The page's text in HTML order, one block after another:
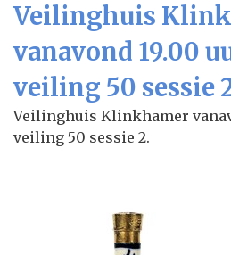
Veilinghuis
vanavond 19.00
veiling 50 sessie
Veilinghuis Klinkhamer
veiling 50 sessie 2.